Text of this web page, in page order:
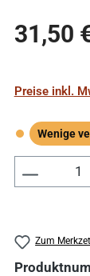
Regulärer
31,50
Preise inkl.
Wenige
Wenige
Zum